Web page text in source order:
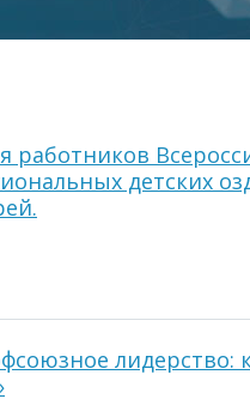
работников
детских
лидерство: